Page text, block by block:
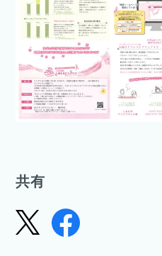
共有